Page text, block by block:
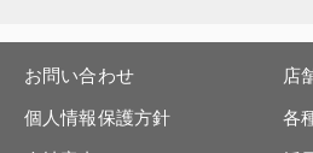
お問い合わせ 店
個人情報保護方針 各